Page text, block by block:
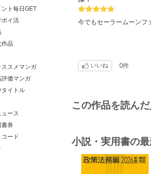
ト毎日GET
ポイ活
作品
ススメマンガ
評価マンガ
タイトル
ュース
書券
コード
今でもセーラームーンフ
いいね 0件
この作品を読ん
小説・実用書の最